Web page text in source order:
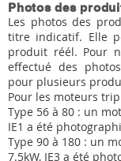
Photos des
Les photos des
titre indicatif. Elle
produit réél. Pour
effectué des
pour plusieurs
Pour les moteurs
Type 56 à 80 : un
IE1 a été
Type 90 à 180 : un
7.5kW, IE3 a été